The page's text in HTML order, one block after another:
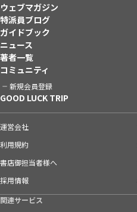
ウェブマガジン
特派員ブログ
ガイドブック
ニュース
著者一覧
コミュニティ
新規会員登録
GOOD LUCK TRIP
運営会社
利用規約
書店御担当者様へ
採用情報
関連サービス